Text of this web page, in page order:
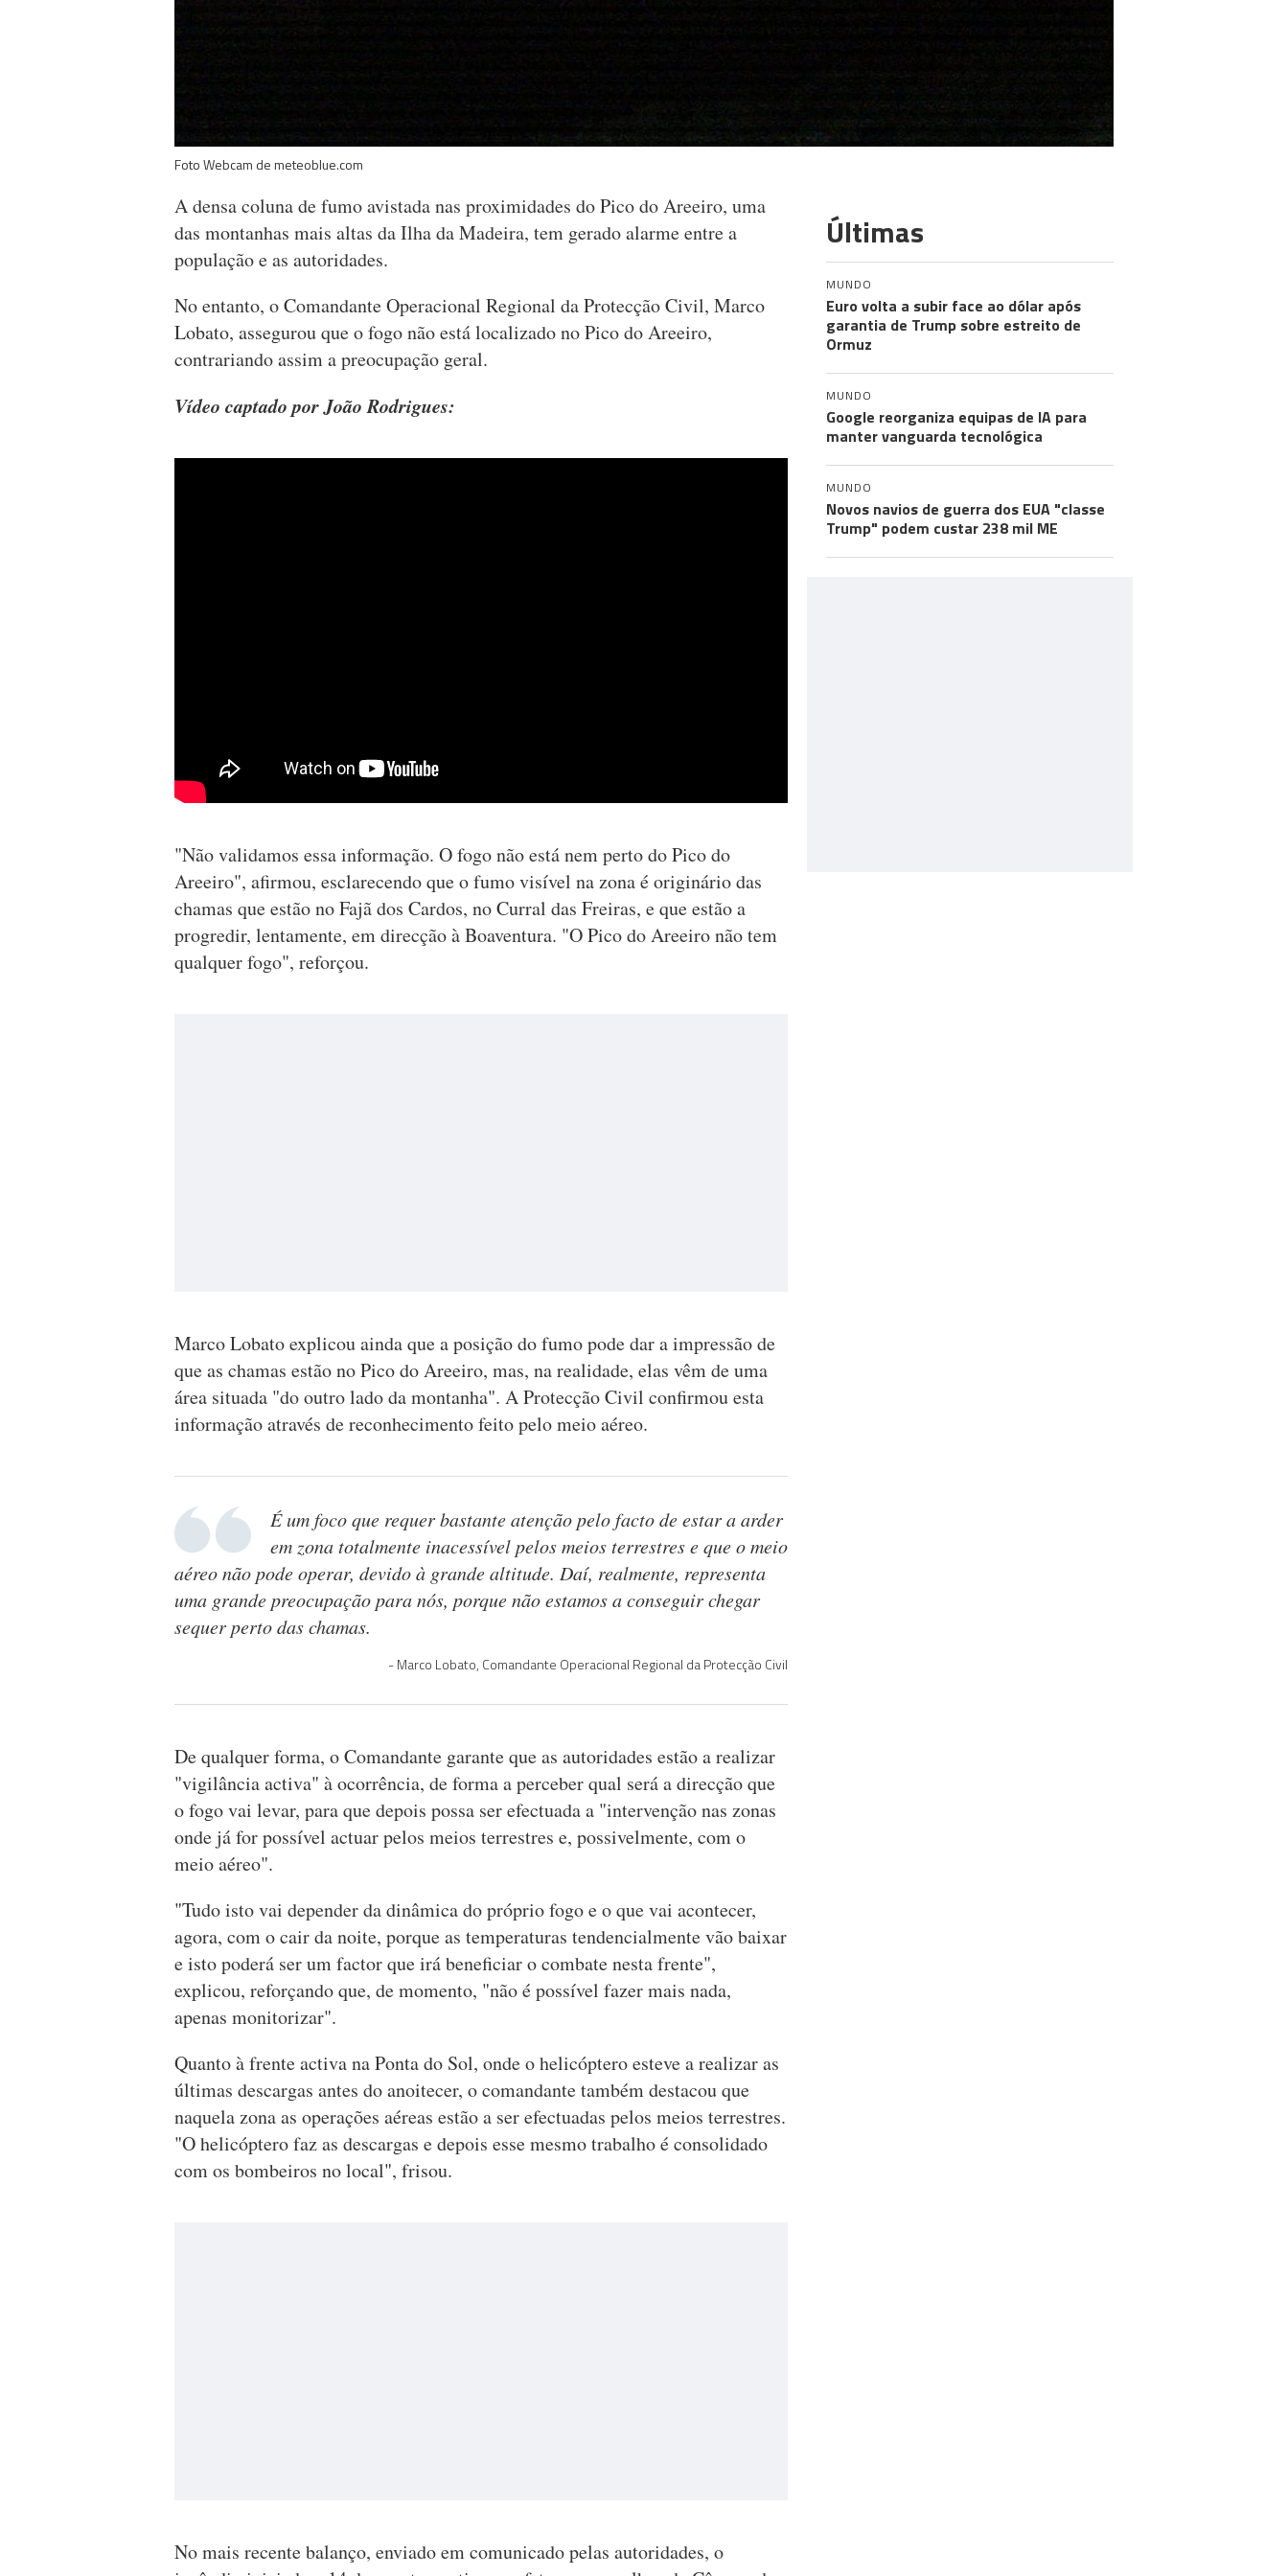
Foto Webcam de meteoblue.com
A densa coluna de fumo avistada nas proximidades do Pico do Areeiro, uma
das montanhas mais altas da Ilha da Madeira, tem gerado alarme entre a
população e as autoridades.
No entanto, o Comandante Operacional Regional da Protecção Civil, Marco
Lobato, assegurou que o fogo não está localizado no Pico do Areeiro,
contrariando assim a preocupação geral.
Vídeo captado por João Rodrigues:
"Não validamos essa informação. O fogo não está nem perto do Pico do
Areeiro", afirmou, esclarecendo que o fumo visível na zona é originário das
chamas que estão no Fajã dos Cardos, no Curral das Freiras, e que estão a
progredir, lentamente, em direcção à Boaventura. "O Pico do Areeiro não tem
qualquer fogo", reforçou.
Marco Lobato explicou ainda que a posição do fumo pode dar a impressão de
que as chamas estão no Pico do Areeiro, mas, na realidade, elas vêm de uma
área situada "do outro lado da montanha". A Protecção Civil confirmou esta
informação através de reconhecimento feito pelo meio aéreo.
É um foco que requer bastante atenção pelo facto de estar a arder
em zona totalmente inacessível pelos meios terrestres e que o meio
aéreo não pode operar, devido à grande altitude. Daí, realmente, representa
uma grande preocupação para nós, porque não estamos a conseguir chegar
sequer perto das chamas.
Marco Lobato, Comandante Operacional Regional da Protecção Civil
De qualquer forma, o Comandante garante que as autoridades estão a realizar
"vigilância activa" à ocorrência, de forma a perceber qual será a direcção que
o fogo vai levar, para que depois possa ser efectuada a "intervenção nas zonas
onde já for possível actuar pelos meios terrestres e, possivelmente, com o
meio aéreo".
"Tudo isto vai depender da dinâmica do próprio fogo e o que vai acontecer,
agora, com o cair da noite, porque as temperaturas tendencialmente vão baixar
e isto poderá ser um factor que irá beneficiar o combate nesta frente",
explicou, reforçando que, de momento, "não é possível fazer mais nada,
apenas monitorizar".
Quanto à frente activa na Ponta do Sol, onde o helicóptero esteve a realizar as
últimas descargas antes do anoitecer, o comandante também destacou que
naquela zona as operações aéreas estão a ser efectuadas pelos meios terrestres.
"O helicóptero faz as descargas e depois esse mesmo trabalho é consolidado
com os bombeiros no local", frisou.
No mais recente balanço, enviado em comunicado pelas autoridades, o
Últimas
MUNDO
Euro volta a subir face ao dólar após
garantia de Trump sobre estreito de
Ormuz
MUNDO
Google reorganiza equipas de IA para
manter vanguarda tecnológica
MUNDO
Novos navios de guerra dos EUA "classe
Trump" podem custar 238 mil ME